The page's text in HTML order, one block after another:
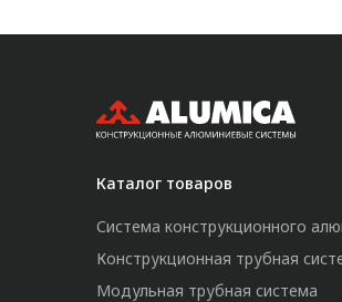
Каталог товаров
Система конструкционного
Конструкционная трубная
Модульная трубная система